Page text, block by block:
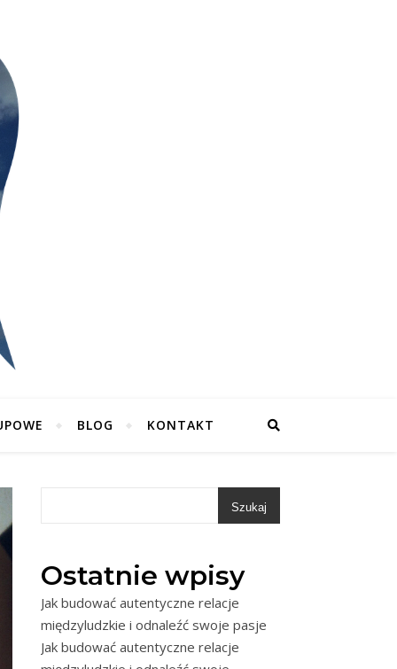
BLOG KONTAKT
Szukaj
Ostatnie wpisy
Jak budować autentyczne relacje
międzyludzkie i odnaleźć swoje pasje
Jak budować autentyczne relacje